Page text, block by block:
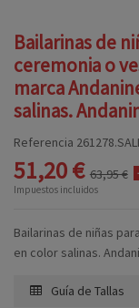
Bailarinas de
ceremonia o
marca
salinas.
Referencia
51,20 € 63,95 €
Impuestos incluidos
Bailarinas de niñas
en color salinas.
Guía de Tallas